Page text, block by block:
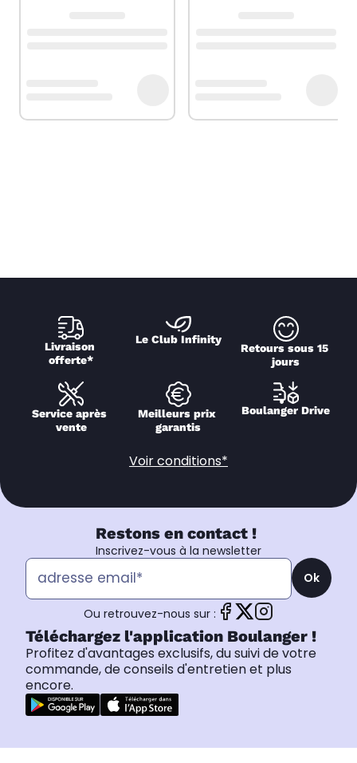
Livraison
offerte*
Le Club Infinity
Retours sous 15
jours
Service après
vente
Meilleurs prix
garantis
Boulanger Drive
Voir conditions*
Restons en contact !
Inscrivez-vous à la newsletter
Ok
Ou retrouvez-nous sur :
Téléchargez l'application Boulanger !
Profitez d'avantages exclusifs, du suivi de votre
commande, de conseils d'entretien et plus
encore.